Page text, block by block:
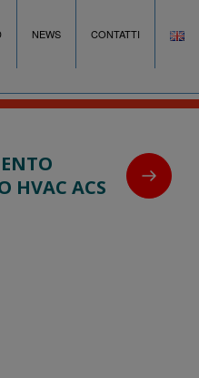
NEWS CONTATTI
HVAC ACS